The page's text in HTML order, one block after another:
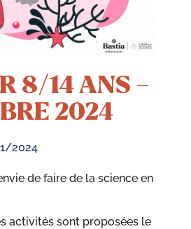
8/14 ANS –
2024
2024
de faire de la science en
activités sont proposées le